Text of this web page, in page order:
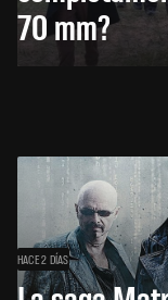
70 mm?
HACE 2 DÍAS